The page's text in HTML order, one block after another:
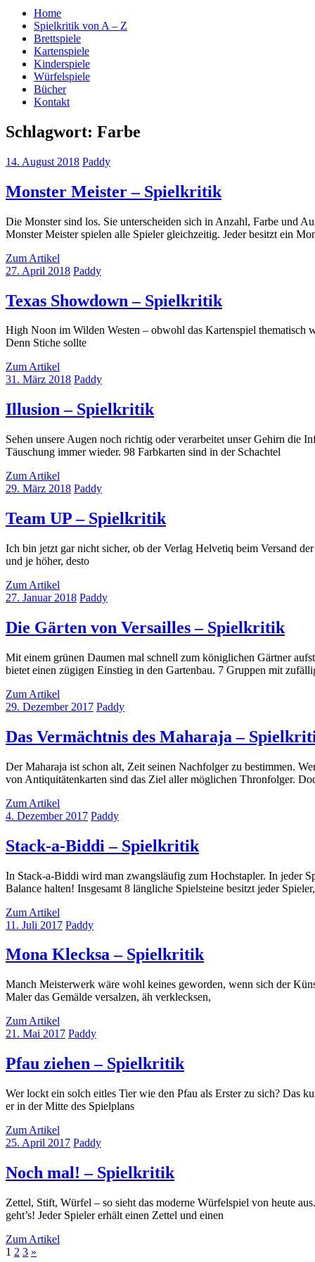
Home
Spielkritik von A – Z
Brettspiele
Kartenspiele
Kinderspiele
Würfelspiele
Bücher
Kontakt
Schlagwort: Farbe
14. August 2018 Paddy
Monster Meister – Spielkritik
Die Monster sind los. Sie unterscheiden sich in Anzahl, Farbe und
Monster Meister spielen alle Spieler gleichzeitig. Jeder besitzt ein
Zum Artikel
27. April 2018 Paddy
Texas Showdown – Spielkritik
High Noon im Wilden Westen – obwohl das Kartenspiel thematisch
Denn Stiche sollte
Zum Artikel
31. März 2018 Paddy
Illusion – Spielkritik
Sehen unsere Augen noch richtig oder verarbeitet unser Gehirn die
Täuschung immer wieder. 98 Farbkarten sind in der Schachtel
Zum Artikel
29. März 2018 Paddy
Team UP – Spielkritik
Ich bin jetzt gar nicht sicher, ob der Verlag Helvetiq beim Versand
und je höher, desto
Zum Artikel
27. Januar 2018 Paddy
Die Gärten von Versailles – Spielkritik
Mit einem grünen Daumen mal schnell zum königlichen Gärtner
bietet einen zügigen Einstieg in den Gartenbau. 7 Gruppen mit
Zum Artikel
29. Dezember 2017 Paddy
Das Vermächtnis des Maharaja –
Der Maharaja ist schon alt, Zeit seinen Nachfolger zu bestimmen.
von Antiquitätenkarten sind das Ziel aller möglichen Thronfolger.
Zum Artikel
4. Dezember 2017 Paddy
Stack-a-Biddi – Spielkritik
In Stack-a-Biddi wird man zwangsläufig zum Hochstapler. In jeder
Balance halten! Insgesamt 8 längliche Spielsteine besitzt jeder
Zum Artikel
11. Juli 2017 Paddy
Mona Klecksa – Spielkritik
Manch Meisterwerk wäre wohl keines geworden, wenn sich der
Maler das Gemälde versalzen, äh verklecksen,
Zum Artikel
21. Mai 2017 Paddy
Pfau ziehen – Spielkritik
Wer lockt ein solch eitles Tier wie den Pfau als Erster zu sich? Das
er in der Mitte des Spielplans
Zum Artikel
25. April 2017 Paddy
Noch mal! – Spielkritik
Zettel, Stift, Würfel – so sieht das moderne Würfelspiel von heute
geht’s! Jeder Spieler erhält einen Zettel und einen
Zum Artikel
Seitennummerierung
1 2 3 Nächste
»